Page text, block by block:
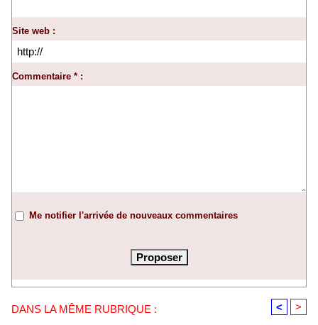
Site web :
Commentaire * :
Me notifier l'arrivée de nouveaux commentaires
DANS LA MÊME RUBRIQUE : < >